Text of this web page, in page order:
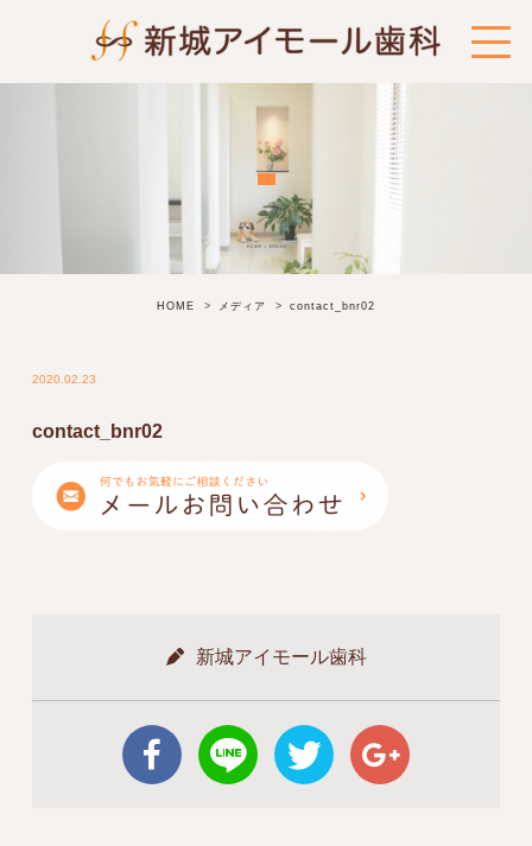
HOME メディア contact_bnr02
2020.02.23
contact_bnr02
新城アイモール歯科